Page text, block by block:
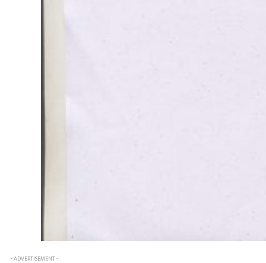
- ADVERTISEMENT -